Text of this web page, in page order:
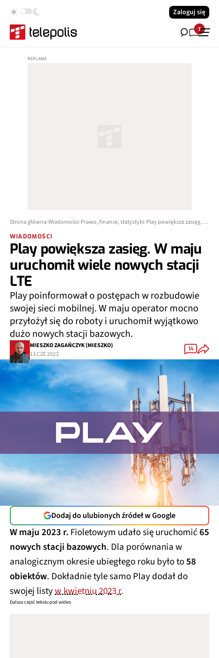
Zaloguj się
7
Strona główna Wiadomości Prawo, finanse, statystyki Play powiększa zasięg. W maju uruchomił wiele nowych stacji LTE
WIADOMOŚCI
Play powiększa zasięg. W maju
uruchomił wiele nowych stacji
LTE
Play poinformował o postępach w rozbudowie
swojej sieci mobilnej. W maju operator mocno
przyłożył się do roboty i uruchomił wyjątkowo
dużo nowych stacji bazowych.
MIESZKO ZAGAŃCZYK (MIESZKO)
13 CZE 2023
14
Dodaj do ulubionych źródeł w Google
W maju 2023 r. Fioletowym udało się uruchomić65
nowych stacji bazowych. Dla porównania w
analogicznym okresie ubiegłego roku było to58
obiektów. Dokładnie tyle samo Play dodał do
swojej listyw kwietniu 2023 r.
Dalsza część tekstu pod wideo